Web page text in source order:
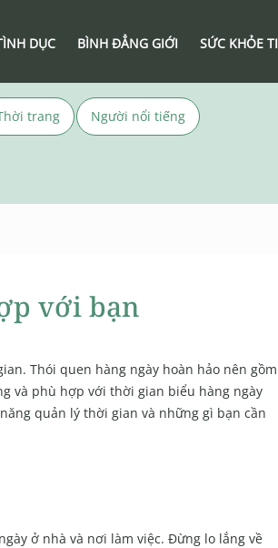
DỤC BÌNH ĐẲNG GIỚI SỨC KHỎE
trang Người nổi tiếng
với bạn
Thói quen hàng ngày hoàn hảo nên gồm
và phù hợp với thời gian biểu hàng ngày
quản lý thời gian và những gì bạn cần
ở nhà và nơi làm việc. Đừng lo lắng về